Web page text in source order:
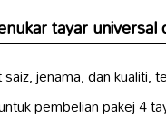
tayar universal
jenama, dan
pembelian pakej 4